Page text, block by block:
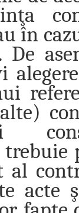
în
De
al
acte